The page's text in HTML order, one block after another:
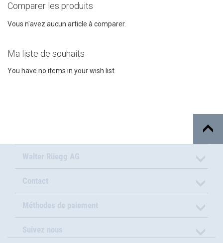
Comparer les produits
Vous n'avez aucun article à comparer.
Ma liste de souhaits
You have no items in your wish list.
Walter Rüegg AG
Contact
Méthodes de paiement
Suivez nous